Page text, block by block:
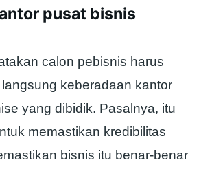
pusat bisnis
calon pebisnis harus
keberadaan kantor
yang dibidik. Pasalnya, itu
memastikan kredibilitas
bisnis itu benar-benar